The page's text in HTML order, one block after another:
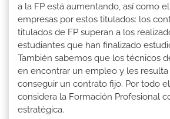
a la FP está aumentando, así como
empresas por estos titulados: los
titulados de FP superan a los
estudiantes que han finalizado
También sabemos que los técnicos
en encontrar un empleo y les resulta
conseguir un contrato fijo. Por todo
considera la Formación Profesional
estratégica.